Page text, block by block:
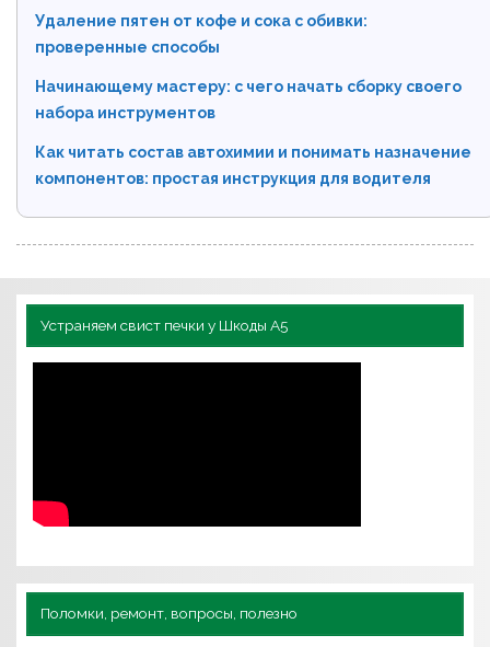
Удаление пятен от кофе и сока с обивки:
проверенные способы
Начинающему мастеру: с чего начать сборку своего
набора инструментов
Как читать состав автохимии и понимать назначение
компонентов: простая инструкция для водителя
Устраняем свист печки у Шкоды А5
Поломки, ремонт, вопросы, полезно